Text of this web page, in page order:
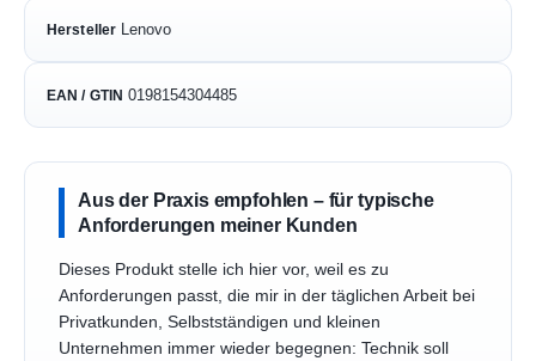
Hersteller Lenovo
EAN / GTIN 0198154304485
Aus der Praxis empfohlen – für typische
Anforderungen meiner Kunden
Dieses Produkt stelle ich hier vor, weil es zu
Anforderungen passt, die mir in der täglichen Arbeit bei
Privatkunden, Selbstständigen und kleinen
Unternehmen immer wieder begegnen: Technik soll